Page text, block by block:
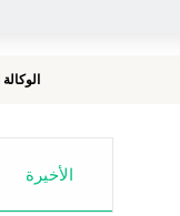
الوكالة المصرية
الأخيرة